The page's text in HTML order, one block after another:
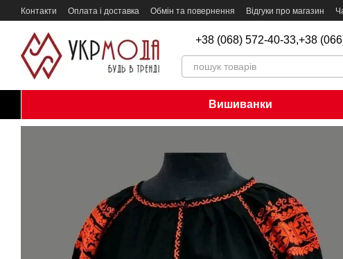
Перейти до основного контенту
Контакти Оплата і доставка Обмін та повернення Відгуки про магазин
+38 (068) 572-40-33,+38
Вишиванки